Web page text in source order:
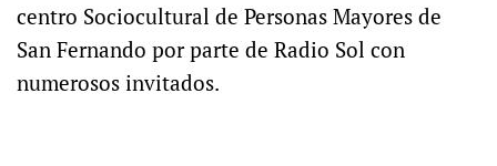
centro Sociocultural de Personas Mayores de
San Fernando por parte de Radio Sol con
numerosos invitados.